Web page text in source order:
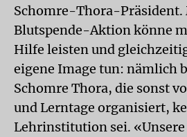
Schomre-Thora-Präsident.
Blutspende-Aktion könne
Hilfe leisten und
eigene Image tun: nämlich
Schomre Thora, die sonst
und Lerntage organisiert,
Lehrinstitution sei.